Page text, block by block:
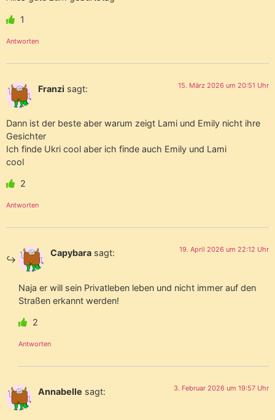
1
Antworten
Franzi sagt: 15. März 2026 um 20:51 Uhr
Dann ist der beste aber warum zeigt Lami und Emily nicht ihre
Gesichter
Ich finde Ukri cool aber ich finde auch Emily und Lami
cool
2
Antworten
Capybara sagt: 19. April 2026 um 22:12 Uhr
Naja er will sein Privatleben leben und nicht immer auf den
Straßen erkannt werden!
2
Antworten
Annabelle sagt: 3. Februar 2026 um 19:57 Uhr